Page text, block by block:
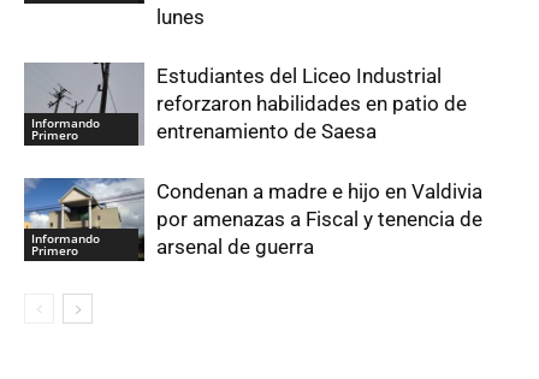
lunes
Informando
Primero
Estudiantes del Liceo Industrial
reforzaron habilidades en patio de
entrenamiento de Saesa
Informando
Primero
Condenan a madre e hijo en Valdivia
por amenazas a Fiscal y tenencia de
arsenal de guerra